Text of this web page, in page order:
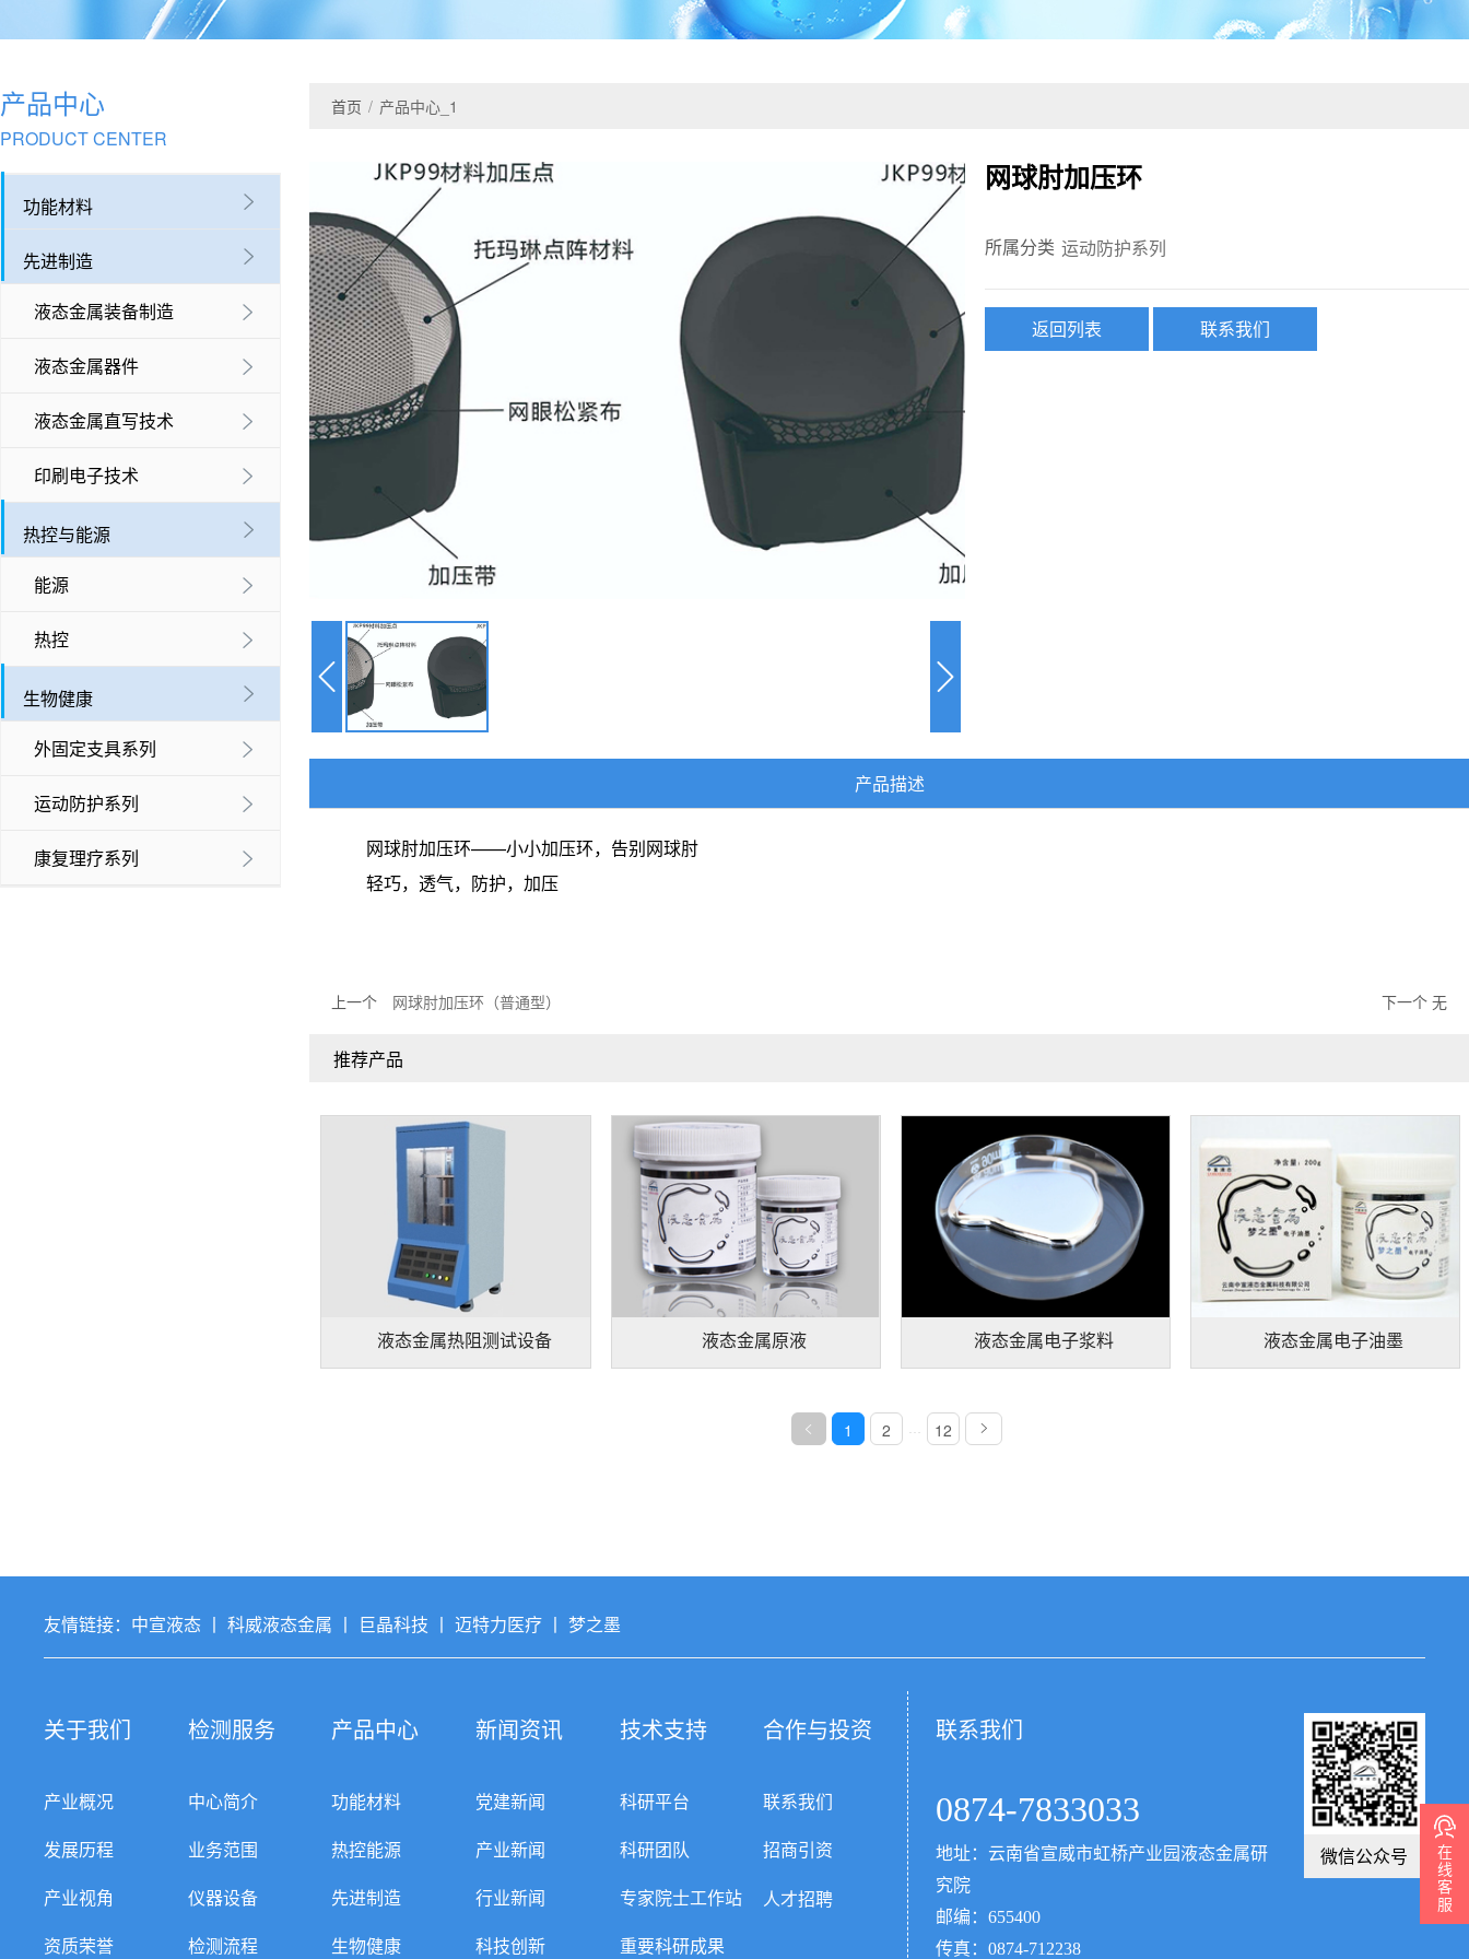
产品中心
PRODUCT CENTER
功能材料 
先进制造 
液态金属装备制造 
液态金属器件 
液态金属直写技术 
印刷电子技术 
热控与能源 
能源 
热控 
生物健康 
外固定支具系列 
运动防护系列 
康复理疗系列 
首页 / 产品中心_1
网球肘加压环
所属分类 运动防护系列
返回列表 联系我们
产品描述
网球肘加压环——小小加压环，告别网球肘
轻巧，透气，防护，加压
上一个 网球肘加压环（普通型） 下一个 无
推荐产品
液态金属热阻测试设备 液态金属原液 液态金属电子浆料 液态金属电子油墨
1 2 … 12
友情链接： 中宣液态 丨科威液态金属 丨 巨晶科技 丨迈特力医疗 丨 梦之墨
关于我们
产业概况
发展历程
产业视角
资质荣誉
检测服务
中心简介
业务范围
仪器设备
检测流程
产品中心
功能材料
热控能源
先进制造
生物健康
新闻资讯
党建新闻
产业新闻
行业新闻
科技创新
技术支持
科研平台
科研团队
专家院士工作站
重要科研成果
合作与投资
联系我们
招商引资
人才招聘
联系我们
0874-7833033
地址：云南省宣威市虹桥产业园液态金属研
究院
邮编：655400
传真：0874-712238
微信公众号
在
线
客
服